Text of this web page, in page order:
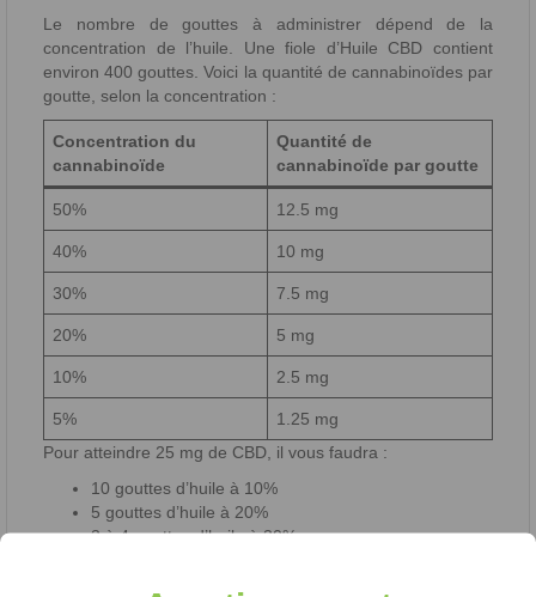
Le nombre de gouttes à administrer dépend de la
concentration de l’huile. Une fiole d’Huile CBD contient
environ 400 gouttes. Voici la quantité de cannabinoïdes par
goutte, selon la concentration :
Concentration du
cannabinoïde
Quantité de
cannabinoïde par goutte
50% 12.5 mg
40% 10 mg
30% 7.5 mg
20% 5 mg
10% 2.5 mg
5%
1.25 mg
Pour atteindre 25 mg de CBD, il vous faudra :
10 gouttes d’huile à 10%
5 gouttes d’huile à 20%
3 à 4 gouttes d’huile à 30%